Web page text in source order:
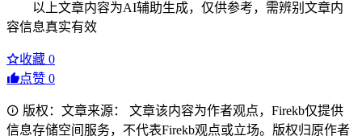
以上文章内容为AI辅助生成，仅供参考，需辨别文章内
容信息真实有效
收藏 0
点赞 0
版权：文章来源： 文章该内容为作者观点，Firekb仅提供
信息存储空间服务，不代表Firekb观点或立场。版权归原作者